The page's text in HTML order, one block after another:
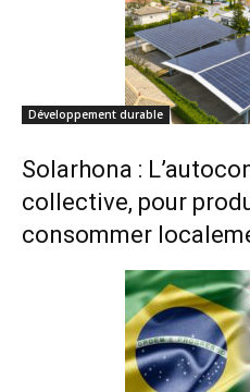
Développement durable
Solarhona :
collective, pour
consommer